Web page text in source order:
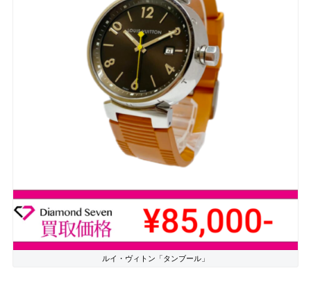
ルイ・ヴィトン「タンブール」